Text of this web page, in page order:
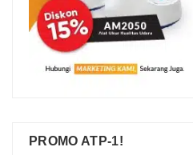
PROMO ATP-1!